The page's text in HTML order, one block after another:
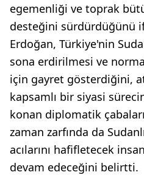
egemenliği ve toprak
desteğini sürdürdüğünü
Erdoğan, Türkiye'nin
sona erdirilmesi ve
için gayret gösterdiğini,
kapsamlı bir siyasi
konan diplomatik
zaman zarfında da
acılarını hafifletecek
devam edeceğini belirtti.